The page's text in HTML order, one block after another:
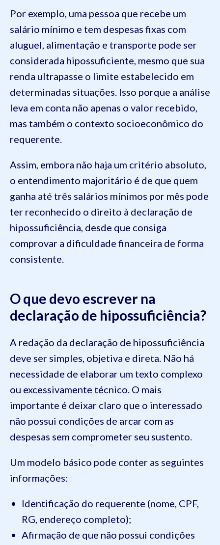
Por exemplo, uma pessoa que recebe um
salário mínimo e tem despesas fixas com
aluguel, alimentação e transporte pode ser
considerada hipossuficiente, mesmo que sua
renda ultrapasse o limite estabelecido em
determinadas situações. Isso porque a análise
leva em conta não apenas o valor recebido,
mas também o contexto socioeconômico do
requerente.
Assim, embora não haja um critério absoluto,
o entendimento majoritário é de que quem
ganha até três salários mínimos por mês pode
ter reconhecido o direito à declaração de
hipossuficiência, desde que consiga
comprovar a dificuldade financeira de forma
consistente.
O que devo escrever na
declaração de hipossuficiência?
A redação da declaração de hipossuficiência
deve ser simples, objetiva e direta. Não há
necessidade de elaborar um texto complexo
ou excessivamente técnico. O mais
importante é deixar claro que o interessado
não possui condições de arcar com as
despesas sem comprometer seu sustento.
Um modelo básico pode conter as seguintes
informações:
Identificação do requerente (nome, CPF,
RG, endereço completo);
Afirmação de que não possui condições